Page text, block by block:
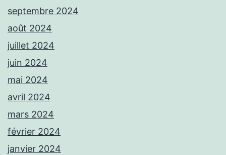
septembre 2024
août 2024
juillet 2024
juin 2024
mai 2024
avril 2024
mars 2024
février 2024
janvier 2024